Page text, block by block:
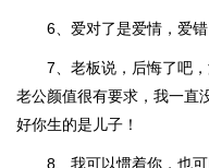
6、爱对了是爱情，爱错
7、老板说，后悔了吧
老公颜值很有要求，我一
好你生的是儿子！
8、我可以惯着你，也可